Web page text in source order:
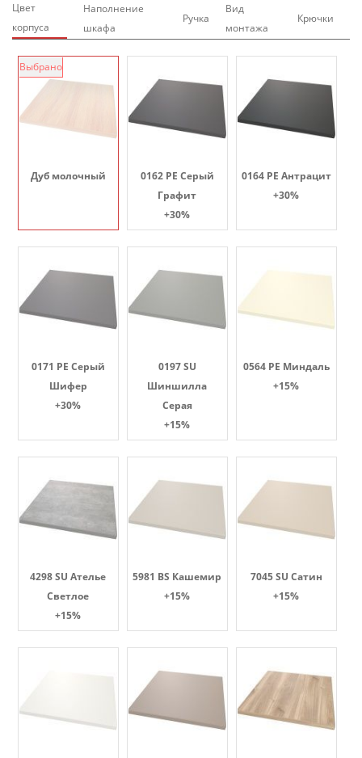
Цвет
корпуса
Наполнение
шкафа
Ручка
Вид
монтажа
Крючки
Дуб молочный
Выбрано
0162 PE Серый
Графит
+30%
0164 PE Антрацит
+30%
0171 PE Серый
Шифер
+30%
0197 SU
Шиншилла
Серая
+15%
0564 PE Миндаль
+15%
4298 SU Ателье
Светлое
+15%
5981 BS Кашемир
+15%
7045 SU Сатин
+15%